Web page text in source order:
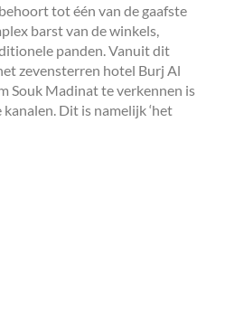
tot één van de gaafste
barst van de winkels,
panden. Vanuit dit
zevensterren hotel Burj Al
Souk Madinat te verkennen is
Dit is namelijk ‘het